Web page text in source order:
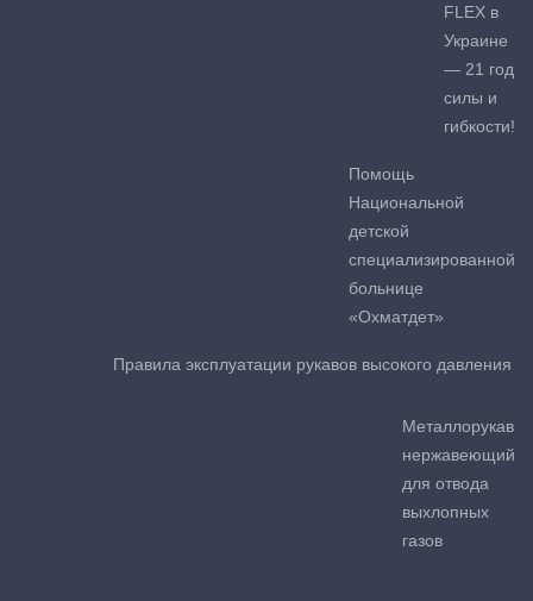
FLEX в
Украине
— 21 год
силы и
гибкости!
Помощь
Национальной
детской
специализированной
больнице
«Охматдет»
Правила эксплуатации рукавов высокого давления
Металлорукав
нержавеющий
для отвода
выхлопных
газов